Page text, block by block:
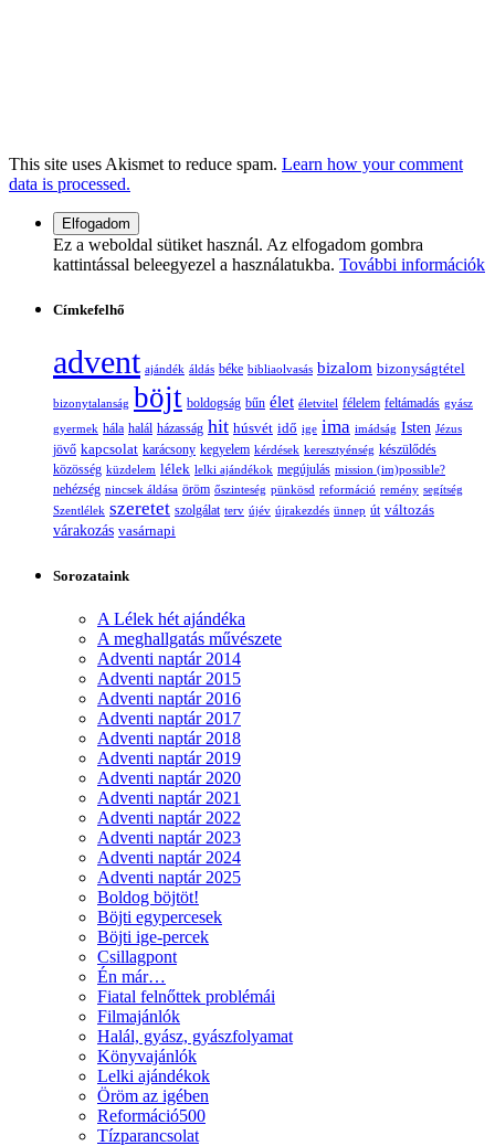
This site uses Akismet to reduce spam. Learn how your comment
data is processed.
Ez a weboldal sütiket használ. Az elfogadom gombra
kattintással beleegyezel a használatukba. További információk
Címkefelhő
advent ajándék áldás béke bibliaolvasás bizalom bizonyságtétel
bizonytalanság böjt boldogság bűn élet életvitel félelem feltámadás gyász
gyermek hála halál házasság hit húsvét idő ige ima imádság Isten Jézus
jövő kapcsolat karácsony kegyelem kérdések keresztyénség készülődés
közösség küzdelem lélek lelki ajándékok megújulás mission (im)possible?
nehézség nincsek áldása öröm őszinteség pünkösd reformáció remény segítség
Szentlélek szeretet szolgálat terv újév újrakezdés ünnep út változás
várakozás vasárnapi
Sorozataink
A Lélek hét ajándéka
A meghallgatás művészete
Adventi naptár 2014
Adventi naptár 2015
Adventi naptár 2016
Adventi naptár 2017
Adventi naptár 2018
Adventi naptár 2019
Adventi naptár 2020
Adventi naptár 2021
Adventi naptár 2022
Adventi naptár 2023
Adventi naptár 2024
Adventi naptár 2025
Boldog böjtöt!
Böjti egypercesek
Böjti ige-percek
Csillagpont
Én már…
Fiatal felnőttek problémái
Filmajánlók
Halál, gyász, gyászfolyamat
Könyvajánlók
Lelki ajándékok
Öröm az igében
Reformáció500
Tízparancsolat